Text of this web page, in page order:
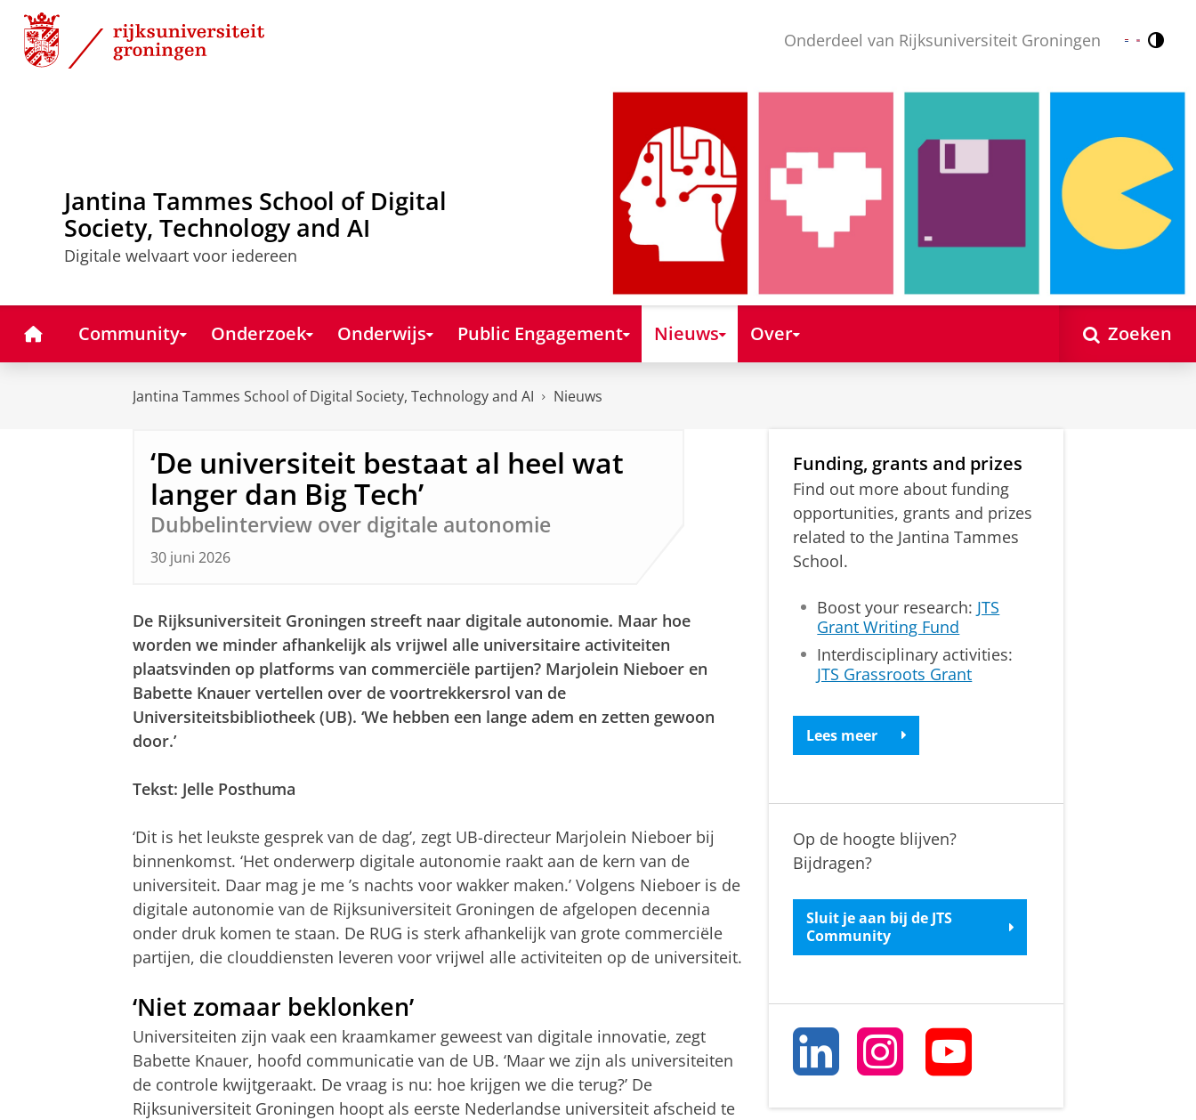
Skip
Content
Skip
Navigation
Onderdeel van Rijksuniversiteit Groningen Nederlands
English
Jantina Tammes School of Digital
Society, Technology and AI
Digitale welvaart voor iedereen
HomeCommunity Onderzoek Onderwijs Public Engagement Nieuws Over Zoeken
Jantina Tammes School of Digital Society, Technology and AI Nieuws
‘De universiteit bestaat al heel wat
langer dan Big Tech’
Dubbelinterview over digitale autonomie
30 juni 2026
De Rijksuniversiteit Groningen streeft naar digitale autonomie. Maar hoe
worden we minder afhankelijk als vrijwel alle universitaire activiteiten
plaatsvinden op platforms van commerciële partijen? Marjolein Nieboer en
Babette Knauer vertellen over de voortrekkersrol van de
Universiteitsbibliotheek (UB). ‘We hebben een lange adem en zetten gewoon
door.’
Tekst: Jelle Posthuma
‘Dit is het leukste gesprek van de dag’, zegt UB-directeur Marjolein Nieboer bij
binnenkomst. ‘Het onderwerp digitale autonomie raakt aan de kern van de
universiteit. Daar mag je me ’s nachts voor wakker maken.’ Volgens Nieboer is de
digitale autonomie van de Rijksuniversiteit Groningen de afgelopen decennia
onder druk komen te staan. De RUG is sterk afhankelijk van grote commerciële
partijen, die clouddiensten leveren voor vrijwel alle activiteiten op de universiteit.
‘Niet zomaar beklonken’
Universiteiten zijn vaak een kraamkamer geweest van digitale innovatie, zegt
Babette Knauer, hoofd communicatie van de UB. ‘Maar we zijn als universiteiten
de controle kwijtgeraakt. De vraag is nu: hoe krijgen we die terug?’ De
Rijksuniversiteit Groningen hoopt als eerste Nederlandse universiteit afscheid te
Funding, grants and prizes
Find out more about funding
opportunities, grants and prizes
related to the Jantina Tammes
School.
Boost your research: JTS
Grant Writing Fund
Interdisciplinary activities:
JTS Grassroots Grant
Lees meer
Op de hoogte blijven?
Bijdragen?
Sluit je aan bij de JTS
Community